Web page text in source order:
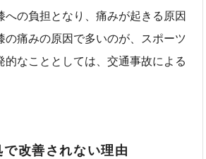
への負担となり、痛みが起きる原因
の痛みの原因で多いのが、スポーツ
的なこととしては、交通事故による
改善されない理由